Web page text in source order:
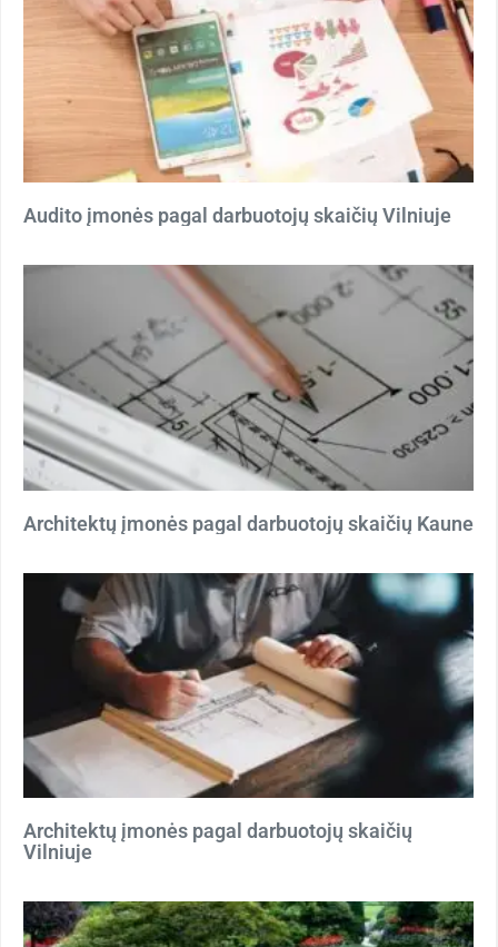
Audito įmonės pagal darbuotojų skaičių Vilniuje
Architektų įmonės pagal darbuotojų skaičių Kaune
Architektų įmonės pagal darbuotojų skaičių
Vilniuje